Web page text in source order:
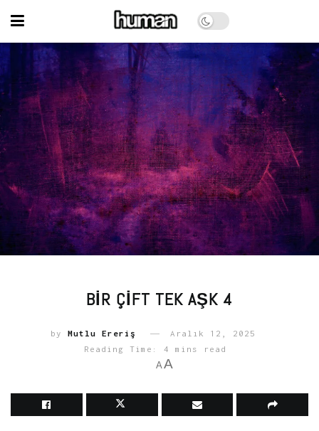
BIR ÇIFT TEK AŞK 4
by Mutlu Ereriş
Aralık 12, 2025
Reading Time: 4 mins read
A A